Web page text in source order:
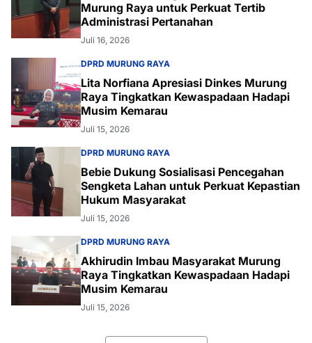
Murung Raya untuk Perkuat Tertib
Administrasi Pertanahan
Juli 16, 2026
DPRD MURUNG RAYA
Lita Norfiana Apresiasi Dinkes Murung
Raya Tingkatkan Kewaspadaan Hadapi
Musim Kemarau
Juli 15, 2026
DPRD MURUNG RAYA
Bebie Dukung Sosialisasi Pencegahan
Sengketa Lahan untuk Perkuat Kepastian
Hukum Masyarakat
Juli 15, 2026
DPRD MURUNG RAYA
Akhirudin Imbau Masyarakat Murung
Raya Tingkatkan Kewaspadaan Hadapi
Musim Kemarau
Juli 15, 2026